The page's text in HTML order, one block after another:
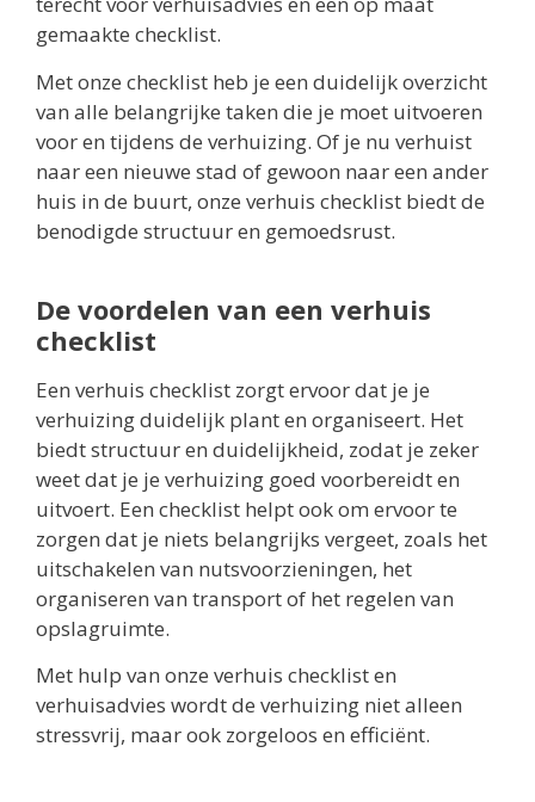
gemaakte checklist.
Met onze checklist heb je een duidelijk overzicht
van alle belangrijke taken die je moet uitvoeren
voor en tijdens de verhuizing. Of je nu verhuist
naar een nieuwe stad of gewoon naar een ander
huis in de buurt, onze verhuis checklist biedt de
benodigde structuur en gemoedsrust.
De voordelen van een verhuis
checklist
Een verhuis checklist zorgt ervoor dat je je
verhuizing duidelijk plant en organiseert. Het
biedt structuur en duidelijkheid, zodat je zeker
weet dat je je verhuizing goed voorbereidt en
uitvoert. Een checklist helpt ook om ervoor te
zorgen dat je niets belangrijks vergeet, zoals het
uitschakelen van nutsvoorzieningen, het
organiseren van transport of het regelen van
opslagruimte.
Met hulp van onze verhuis checklist en
verhuisadvies wordt de verhuizing niet alleen
stressvrij, maar ook zorgeloos en efficiënt.